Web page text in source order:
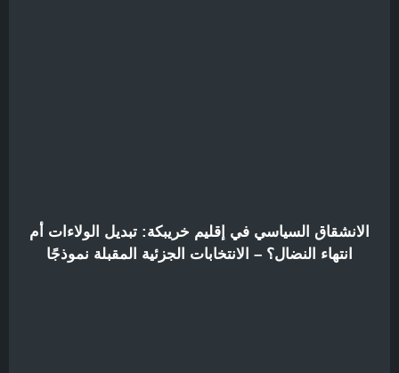
الانشقاق السياسي في إقليم خريبكة: تبديل الولاءات أم
انتهاء النضال؟ – الانتخابات الجزئية المقبلة نموذجًا